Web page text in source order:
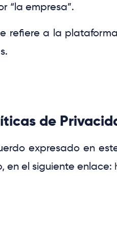
“la empresa”.
refiere a la
de
expresado en
en el siguiente enlace: